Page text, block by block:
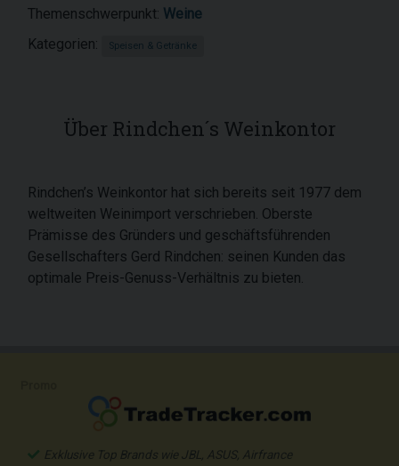
Themenschwerpunkt: Weine
Kategorien:
Speisen & Getränke
Über Rindchen´s Weinkontor
Rindchen’s Weinkontor hat sich bereits seit 1977 dem
weltweiten Weinimport verschrieben. Oberste
Prämisse des Gründers und geschäftsführenden
Gesellschafters Gerd Rindchen: seinen Kunden das
optimale Preis-Genuss-Verhältnis zu bieten.
Exklusive Top Brands wie JBL, ASUS, Airfrance